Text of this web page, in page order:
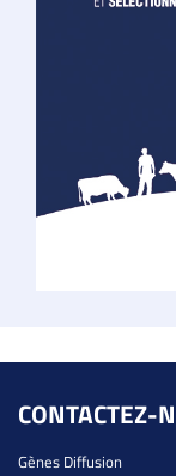
CONTACTEZ-
Gènes Diffusion